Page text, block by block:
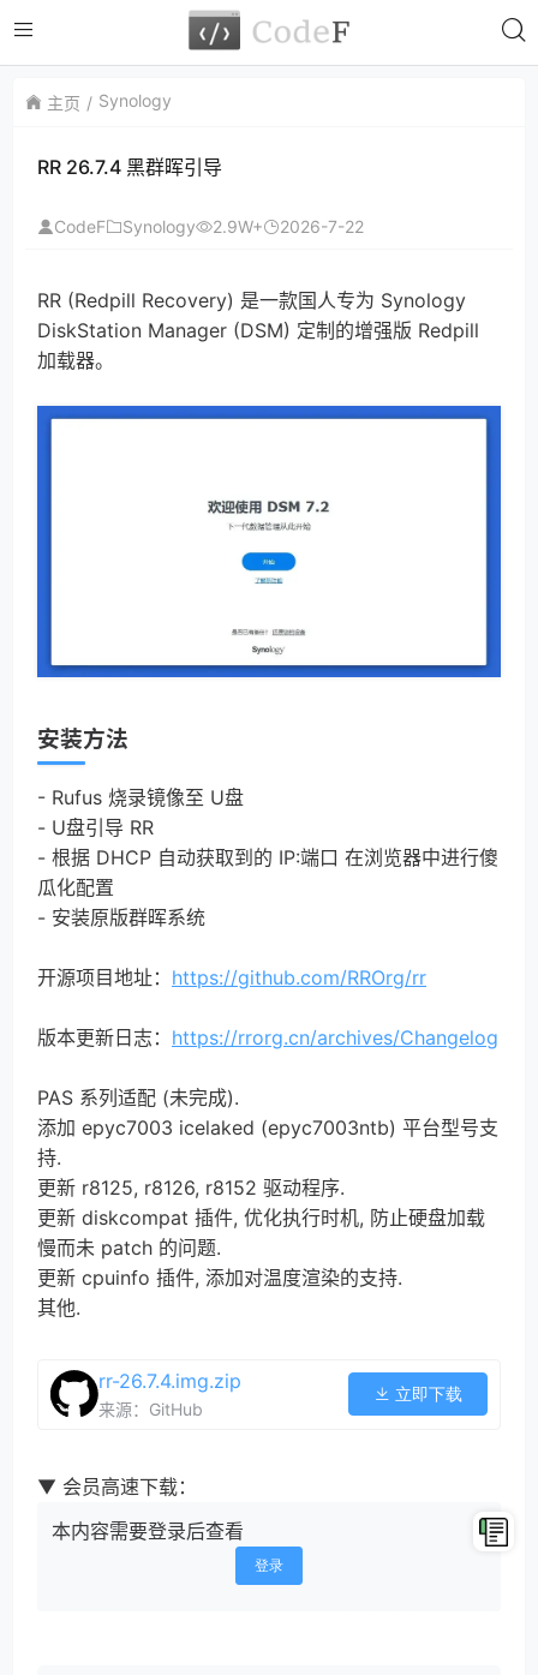
主页 Synology
RR 26.7.4 黑群晖引导
CodeF Synology 2.9W+ 2026-7-22
RR (Redpill Recovery) 是一款国人专为 Synology
DiskStation Manager (DSM) 定制的增强版 Redpill
加载器。
安装方法
- Rufus 烧录镜像至 U盘
- U盘引导 RR
- 根据 DHCP 自动获取到的 IP:端口 在浏览器中进行傻
瓜化配置
- 安装原版群晖系统
开源项目地址： https://github.com/RROrg/rr
版本更新日志： https://rrorg.cn/archives/Changelog
PAS 系列适配 (未完成).
添加 epyc7003 icelaked (epyc7003ntb) 平台型号支
持.
更新 r8125, r8126, r8152 驱动程序.
更新 diskcompat 插件, 优化执行时机, 防止硬盘加载
慢而未 patch 的问题.
更新 cpuinfo 插件, 添加对温度渲染的支持.
其他.
rr-26.7.4.img.zip
来源：GitHub
立即下载
▼ 会员高速下载：
本内容需要登录后查看
登录